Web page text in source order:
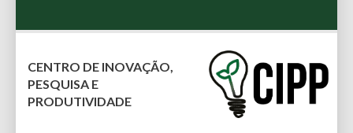
CENTRO DE INOVAÇÃO,
PESQUISA E
PRODUTIVIDADE